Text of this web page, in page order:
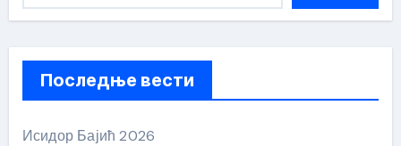
Последње вести
Исидор Бајић 2026